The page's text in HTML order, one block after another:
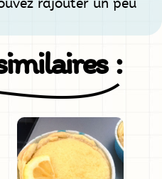
rajouter un peu
: